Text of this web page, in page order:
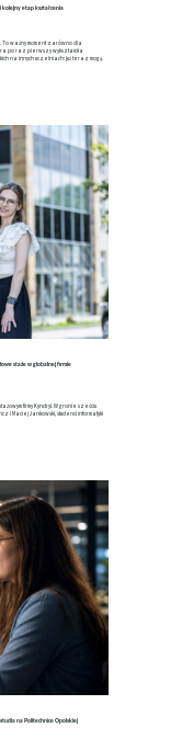
kolejny etap kształcenia
To ważny moment zarówno dla
po raz pierwszy wykształciła
na innych uczelniach: już teraz mogą
staże w globalnej firmie
firmy Kyndryl. W gronie sześciu
i Maciej Jankowski, studenci informatyki
na Politechnice Opolskiej